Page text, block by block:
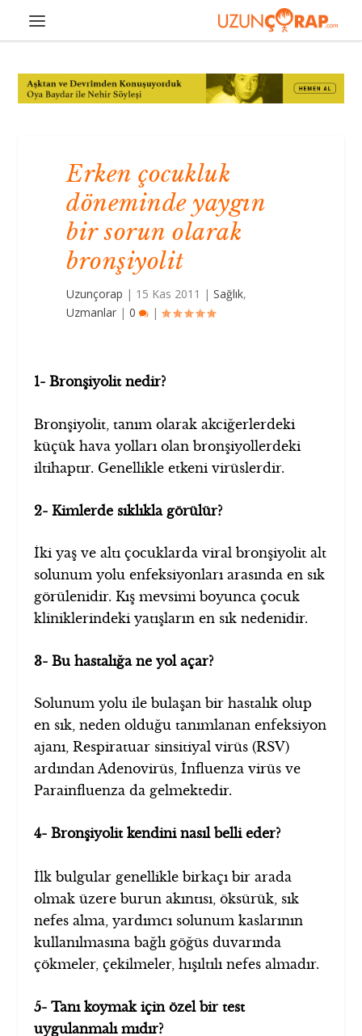
Erken çocukluk
döneminde yaygın
bir sorun olarak
bronşiyolit
Uzunçorap | 15 Kas 2011 |Sağlık,
Uzmanlar |0 |
1- Bronşiyolit nedir?
Bronşiyolit, tanım olarak akciğerlerdeki
küçük hava yolları olan bronşiyollerdeki
iltihaptır. Genellikle etkeni virüslerdir.
2- Kimlerde sıklıkla görülür?
İki yaş ve altı çocuklarda viral bronşiyolit alt
solunum yolu enfeksiyonları arasında en sık
görülenidir. Kış mevsimi boyunca çocuk
kliniklerindeki yatışların en sık nedenidir.
3- Bu hastalığa ne yol açar?
Solunum yolu ile bulaşan bir hastalık olup
en sık, neden olduğu tanımlanan enfeksiyon
ajanı, Respiratuar sinsitiyal virüs (RSV)
ardından Adenovirüs, İnfluenza virüs ve
Parainfluenza da gelmektedir.
4- Bronşiyolit kendini nasıl belli eder?
İlk bulgular genellikle birkaçı bir arada
olmak üzere burun akıntısı, öksürük, sık
nefes alma, yardımcı solunum kaslarının
kullanılmasına bağlı göğüs duvarında
çökmeler, çekilmeler, hışıltılı nefes almadır.
5- Tanı koymak için özel bir test
uygulanmalı mıdır?